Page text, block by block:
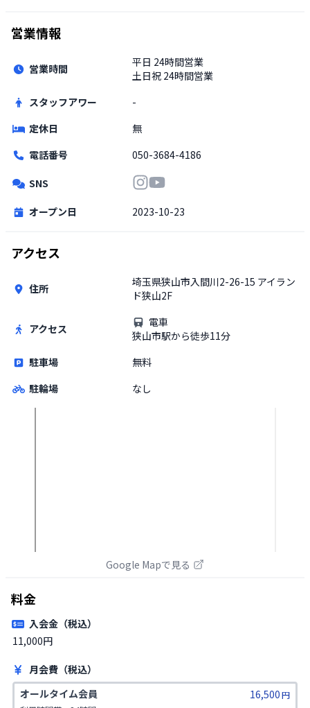
営業情報
営業時間 平日 24時間営業
土日祝 24時間営業
スタッフアワー
-
定休日
無
電話番号
050-3684-4186
SNS
オープン日 2023-10-23
アクセス
住所
埼玉県狭山市入間川2-26-15 アイラン
ド狭山2F
アクセス
電車
狭山市駅から徒歩11分
駐車場
無料
駐輪場
なし
Google Mapで見る
料金
入会金（税込）
11,000円
月会費（税込）
オールタイム会員
16,500円